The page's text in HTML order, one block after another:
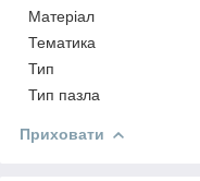
Матеріал
Тематика
Тип
Тип пазла
Приховати